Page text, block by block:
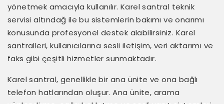
yönetmek amacıyla kullanılır. Karel santral teknik
servisi altındağ ile bu sistemlerin bakımı ve onarımı
konusunda profesyonel destek alabilirsiniz. Karel
santralleri, kullanıcılarına sesli iletişim, veri aktarımı ve
faks gibi çeşitli hizmetler sunmaktadır.
Karel santral, genellikle bir ana ünite ve ona bağlı
telefon hatlarından oluşur. Ana ünite, arama